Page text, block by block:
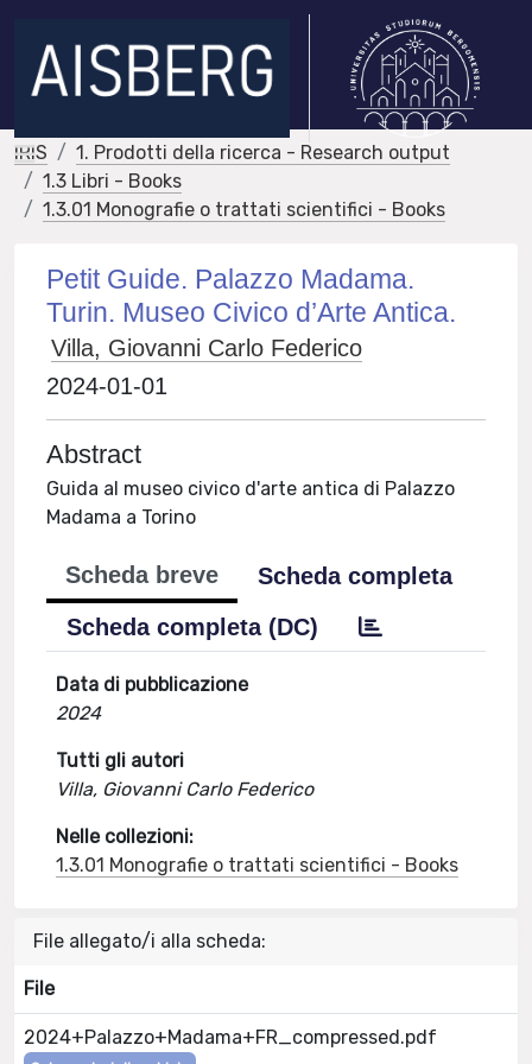
IRIS
1. Prodotti della ricerca - Research output
1.3 Libri - Books
1.3.01 Monografie o trattati scientifici - Books
Petit Guide. Palazzo Madama.
Turin. Museo Civico d’Arte Antica.
Villa, Giovanni Carlo Federico
2024-01-01
Abstract
Guida al museo civico d'arte antica di Palazzo
Madama a Torino
Scheda breve
Scheda completa
Scheda completa (DC)
Data di pubblicazione
2024
Tutti gli autori
Villa, Giovanni Carlo Federico
Nelle collezioni:
1.3.01 Monografie o trattati scientifici - Books
File allegato/i alla scheda:
File
2024+Palazzo+Madama+FR_compressed.pdf